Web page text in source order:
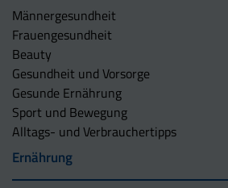
Männergesundheit
Frauengesundheit
Beauty
Gesundheit und Vorsorge
Gesunde Ernährung
Sport und Bewegung
Alltags- und Verbrauchertipps
Ernährung